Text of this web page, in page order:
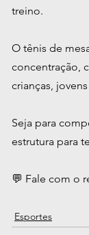
treino.
O tênis de
concentração,
crianças,
Seja para
estrutura para
💬 Fale com o
Esportes